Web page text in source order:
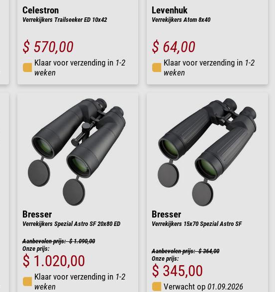
Celestron
Verrekijkers Trailseeker ED 10x42
$ 570,00
Klaar voor verzending in 1-2
weken
Levenhuk
Verrekijkers Atom 8x40
$ 64,00
Klaar voor verzending in 1-2
weken
Bresser
Verrekijkers Spezial Astro SF 20x80 ED
Aanbevolen prijs: $ 1.090,00
Onze prijs:
$ 1.020,00
Klaar voor verzending in 1-2
weken
Bresser
Verrekijkers 15x70 Spezial Astro SF
Aanbevolen prijs: $ 364,00
Onze prijs:
$ 345,00
Verwacht op 01.09.2026